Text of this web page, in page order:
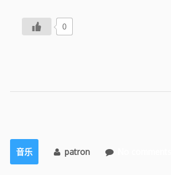
0
音乐 patron